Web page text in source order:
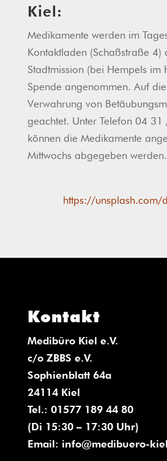
Kiel:
Medikamente werden im
Kontaktladen (Schaßstraße 4)
Stadtmission (bei Hempels im
Spende angenommen. Auf
Verwahrung von
geachtet. Unter Telefon 04
können die Medikamente
Mittwochs abgegeben werden.
https://unsplash.com/
Kontakt
Medibüro Kiel e.V.
c/o ZBBS e.V.
Sophienblatt 64a
24114 Kiel
Tel.: 01577 189 44 80
(Di 15:30 – 17:30 Uhr)
Email: info@medibuero-